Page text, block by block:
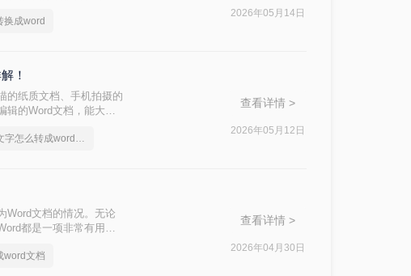
换成word
2026年05月14日
！
的纸质文档、手机拍摄的
辑的Word文档，能大幅
照片上的文字怎么转成word文档
查看详情 >
2026年05月12日
Word文档的情况。无论
都是一项非常有用的
word文档
查看详情 >
2026年04月30日